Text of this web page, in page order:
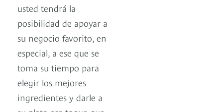
usted tendrá la
posibilidad de apoyar a
su negocio favorito, en
especial, a ese que se
toma su tiempo para
elegir los mejores
ingredientes y darle a